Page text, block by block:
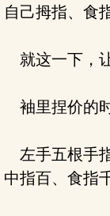
自己拇指、食
就这一下，
袖里捏价的
左手五根手
中指百、食指